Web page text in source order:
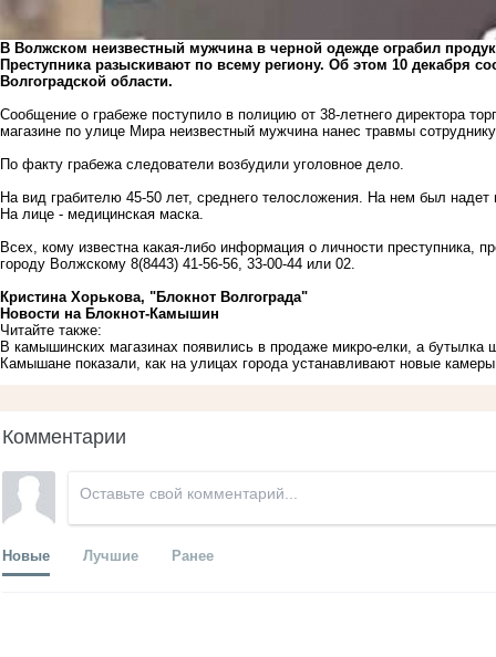
В Волжском неизвестный мужчина в черной одежде ограбил
Преступника разыскивают по всему региону. Об этом 10 декабря
Волгоградской области.
Сообщение о грабеже поступило в полицию от 38-летнего директора
магазине по улице Мира неизвестный мужчина нанес травмы
По факту грабежа следователи возбудили уголовное дело.
На вид грабителю 45-50 лет, среднего телосложения. На нем был
На лице - медицинская маска.
Всех, кому известна какая-либо информация о личности преступника,
городу Волжскому 8(8443) 41-56-56​, 33-00-44 или 02.
Кристина Хорькова, "Блокнот Волгограда"
Новости на Блoкнoт-Камышин
Читайте также:
В камышинских магазинах появились в продаже микро-елки, а бутылка
Камышане показали, как на улицах города устанавливают новые
Комментарии
Новые Лучшие Ранее